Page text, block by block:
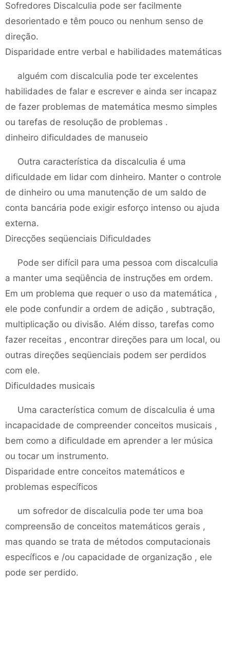
Sofredores Discalculia pode ser facilmente
desorientado e têm pouco ou nenhum senso de
direção.
Disparidade entre verbal e habilidades matemáticas
alguém com discalculia pode ter excelentes
habilidades de falar e escrever e ainda ser incapaz
de fazer problemas de matemática mesmo simples
ou tarefas de resolução de problemas .
dinheiro dificuldades de manuseio
Outra característica da discalculia é uma
dificuldade em lidar com dinheiro. Manter o controle
de dinheiro ou uma manutenção de um saldo de
conta bancária pode exigir esforço intenso ou ajuda
externa.
Direcções seqüenciais Dificuldades
Pode ser difícil para uma pessoa com discalculia
a manter uma seqüência de instruções em ordem.
Em um problema que requer o uso da matemática ,
ele pode confundir a ordem de adição , subtração,
multiplicação ou divisão. Além disso, tarefas como
fazer receitas , encontrar direções para um local, ou
outras direções seqüenciais podem ser perdidos
com ele.
Dificuldades musicais
Uma característica comum de discalculia é uma
incapacidade de compreender conceitos musicais ,
bem como a dificuldade em aprender a ler música
ou tocar um instrumento.
Disparidade entre conceitos matemáticos e
problemas específicos
um sofredor de discalculia pode ter uma boa
compreensão de conceitos matemáticos gerais ,
mas quando se trata de métodos computacionais
específicos e /ou capacidade de organização , ele
pode ser perdido.